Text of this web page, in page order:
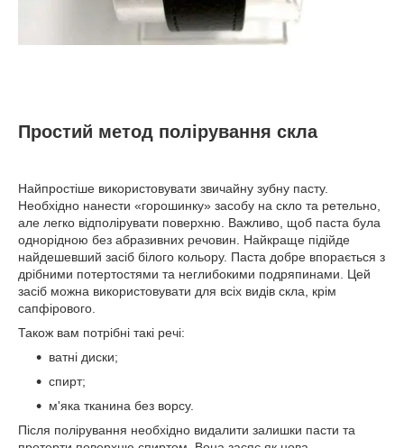
Простий метод полірування скла
Найпростіше використовувати звичайну зубну пасту.
Необхідно нанести «горошинку» засобу на скло та ретельно,
але легко відполірувати поверхню. Важливо, щоб паста була
однорідною без абразивних речовин. Найкраще підійде
найдешевший засіб білого кольору. Паста добре впорається з
дрібними потертостями та неглибокими подряпинами. Цей
засіб можна використовувати для всіх видів скла, крім
сапфірового.
Також вам потрібні такі речі:
ватні диски;
спирт;
м'яка тканина без ворсу.
Після полірування необхідно видалити залишки пасти та